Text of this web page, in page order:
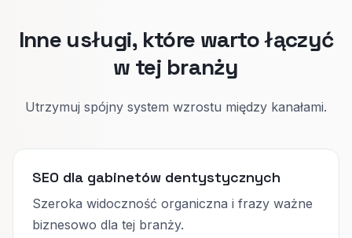
Inne usługi, które warto łączyć
w tej branży
Utrzymuj spójny system wzrostu między kanałami.
SEO dla gabinetów dentystycznych
Szeroka widoczność organiczna i frazy ważne
biznesowo dla tej branży.